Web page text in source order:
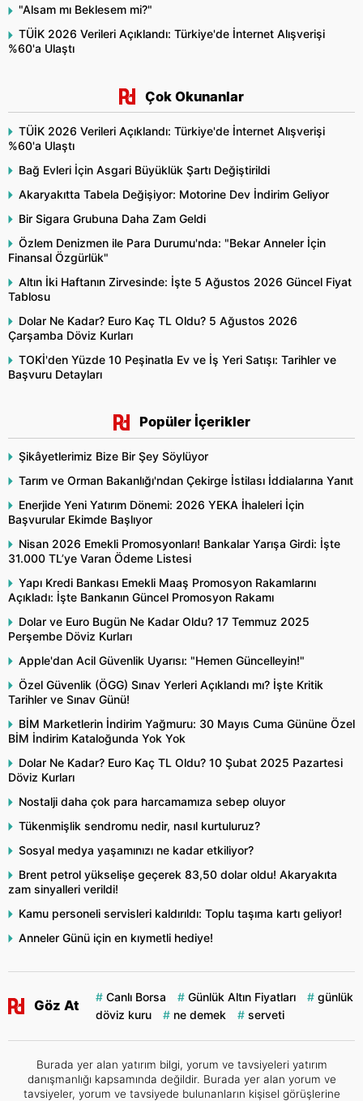
"Alsam mı Beklesem mi?"
TÜİK 2026 Verileri Açıklandı: Türkiye'de İnternet Alışverişi
%60'a Ulaştı
Çok Okunanlar
TÜİK 2026 Verileri Açıklandı: Türkiye'de İnternet Alışverişi
%60'a Ulaştı
Bağ Evleri İçin Asgari Büyüklük Şartı Değiştirildi
Akaryakıtta Tabela Değişiyor: Motorine Dev İndirim Geliyor
Bir Sigara Grubuna Daha Zam Geldi
Özlem Denizmen ile Para Durumu'nda: "Bekar Anneler İçin
Finansal Özgürlük"
Altın İki Haftanın Zirvesinde: İşte 5 Ağustos 2026 Güncel Fiyat
Tablosu
Dolar Ne Kadar? Euro Kaç TL Oldu? 5 Ağustos 2026
Çarşamba Döviz Kurları
TOKİ'den Yüzde 10 Peşinatla Ev ve İş Yeri Satışı: Tarihler ve
Başvuru Detayları
Popüler İçerikler
Şikâyetlerimiz Bize Bir Şey Söylüyor
Tarım ve Orman Bakanlığı'ndan Çekirge İstilası İddialarına Yanıt
Enerjide Yeni Yatırım Dönemi: 2026 YEKA İhaleleri İçin
Başvurular Ekimde Başlıyor
Nisan 2026 Emekli Promosyonları! Bankalar Yarışa Girdi: İşte
31.000 TL’ye Varan Ödeme Listesi
Yapı Kredi Bankası Emekli Maaş Promosyon Rakamlarını
Açıkladı: İşte Bankanın Güncel Promosyon Rakamı
Dolar ve Euro Bugün Ne Kadar Oldu? 17 Temmuz 2025
Perşembe Döviz Kurları
Apple'dan Acil Güvenlik Uyarısı: "Hemen Güncelleyin!"
Özel Güvenlik (ÖGG) Sınav Yerleri Açıklandı mı? İşte Kritik
Tarihler ve Sınav Günü!
BİM Marketlerin İndirim Yağmuru: 30 Mayıs Cuma Gününe Özel
BİM İndirim Kataloğunda Yok Yok
Dolar Ne Kadar? Euro Kaç TL Oldu? 10 Şubat 2025 Pazartesi
Döviz Kurları
Nostalji daha çok para harcamamıza sebep oluyor
Tükenmişlik sendromu nedir, nasıl kurtuluruz?
Sosyal medya yaşamınızı ne kadar etkiliyor?
Brent petrol yükselişe geçerek 83,50 dolar oldu! Akaryakıta
zam sinyalleri verildi!
Kamu personeli servisleri kaldırıldı: Toplu taşıma kartı geliyor!
Anneler Günü için en kıymetli hediye!
Göz At
Canlı Borsa Günlük Altın Fiyatları
günlük
döviz kuru
ne demek serveti
Burada yer alan yatırım bilgi, yorum ve tavsiyeleri yatırım
danışmanlığı kapsamında değildir. Burada yer alan yorum ve
tavsiyeler, yorum ve tavsiyede bulunanların kişisel görüşlerine